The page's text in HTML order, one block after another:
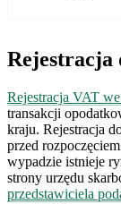
Rejestracja
Rejestracja VAT
transakcji
kraju. Rejestracja
przed
wypadzie istnieje
strony urzędu
przedstawiciela